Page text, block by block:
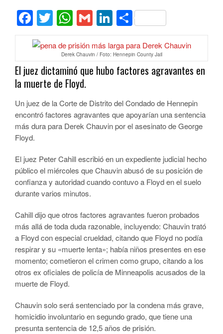
Facebook
Twitter
WhatsApp
GmailLinkedIn
Compartir
Derek Chauvin / Foto: Hennepin County Jail
El juez dictaminó que hubo factores agravantes en
la muerte de Floyd.
Un juez de la Corte de Distrito del Condado de Hennepin
encontró factores agravantes que apoyarían una sentencia
más dura para Derek Chauvin por el asesinato de George
Floyd.
El juez Peter Cahill escribió en un expediente judicial hecho
público el miércoles que Chauvin abusó de su posición de
confianza y autoridad cuando contuvo a Floyd en el suelo
durante varios minutos.
Cahill dijo que otros factores agravantes fueron probados
más allá de toda duda razonable, incluyendo: Chauvin trató
a Floyd con especial crueldad, citando que Floyd no podía
respirar y su «muerte lenta»; había niños presentes en ese
momento; cometieron el crimen como grupo, citando a los
otros ex oficiales de policía de Minneapolis acusados ​​de la
muerte de Floyd.
Chauvin solo será sentenciado por la condena más grave,
homicidio involuntario en segundo grado, que tiene una
presunta sentencia de 12,5 años de prisión.